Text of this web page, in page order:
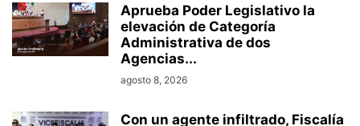
Aprueba Poder Legislativo la
elevación de Categoría
Administrativa de dos
Agencias...
agosto 8, 2026
Con un agente infiltrado, Fiscalía